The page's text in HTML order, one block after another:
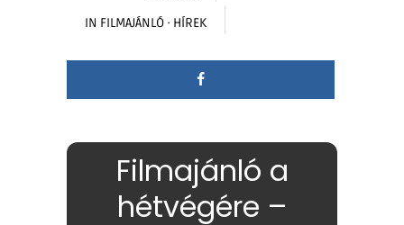
IN FILMAJÁNLÓ · HÍREK
Filmajánló a
hétvégére –